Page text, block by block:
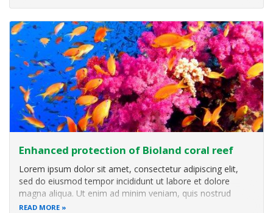
Enhanced protection of Bioland coral reef
Lorem ipsum dolor sit amet, consectetur adipiscing elit,
sed do eiusmod tempor incididunt ut labore et dolore
magna aliqua. Ut enim ad minim veniam, quis nostrud
exercitation ullamco laboris nisi ut aliquip ex ea commodo
READ MORE